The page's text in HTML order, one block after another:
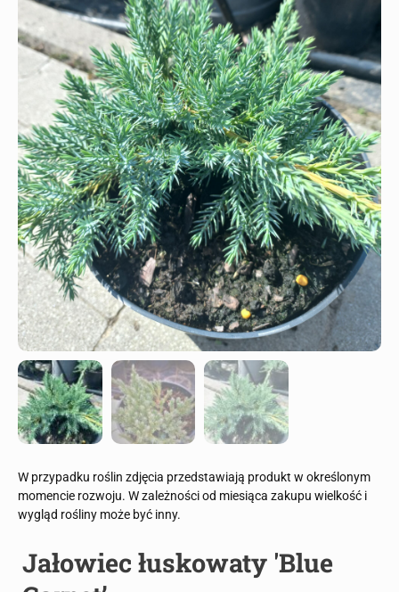
W przypadku roślin zdjęcia przedstawiają produkt w określonym
momencie rozwoju. W zależności od miesiąca zakupu wielkość i
wygląd rośliny może być inny.
Jałowiec łuskowaty 'Blue